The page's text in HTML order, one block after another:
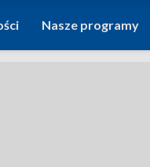
Nasze programy